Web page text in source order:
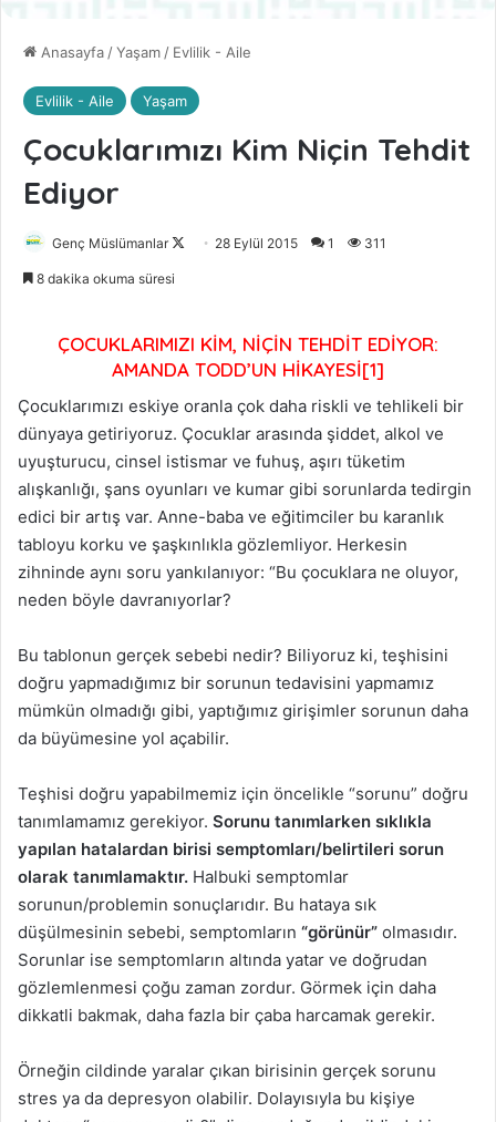
Anasayfa/Yaşam/ Evlilik - Aile
Evlilik - Aile Yaşam
Çocuklarımızı Kim Niçin Tehdit
Ediyor
Genç Müslümanlar
o
w
o
n
X
28 Eylül 2015 1 311
8 dakika okuma süresi
ÇOCUKLARIMIZI KİM, NİÇİN TEHDİT EDİYOR:
AMANDA TODD’UN HİKAYESİ[1]
Çocuklarımızı eskiye oranla çok daha riskli ve tehlikeli bir
dünyaya getiriyoruz. Çocuklar arasında şiddet, alkol ve
uyuşturucu, cinsel istismar ve fuhuş, aşırı tüketim
alışkanlığı, şans oyunları ve kumar gibi sorunlarda tedirgin
edici bir artış var. Anne-baba ve eğitimciler bu karanlık
tabloyu korku ve şaşkınlıkla gözlemliyor. Herkesin
zihninde aynı soru yankılanıyor: “Bu çocuklara ne oluyor,
neden böyle davranıyorlar?
Bu tablonun gerçek sebebi nedir? Biliyoruz ki, teşhisini
doğru yapmadığımız bir sorunun tedavisini yapmamız
mümkün olmadığı gibi, yaptığımız girişimler sorunun daha
da büyümesine yol açabilir.
Teşhisi doğru yapabilmemiz için öncelikle “sorunu” doğru
tanımlamamız gerekiyor. Sorunu tanımlarken sıklıkla
yapılan hatalardan birisi semptomları/belirtileri sorun
olarak tanımlamaktır. Halbuki semptomlar
sorunun/problemin sonuçlarıdır. Bu hataya sık
düşülmesinin sebebi, semptomların “görünür” olmasıdır.
Sorunlar ise semptomların altında yatar ve doğrudan
gözlemlenmesi çoğu zaman zordur. Görmek için daha
dikkatli bakmak, daha fazla bir çaba harcamak gerekir.
Örneğin cildinde yaralar çıkan birisinin gerçek sorunu
stres ya da depresyon olabilir. Dolayısıyla bu kişiye